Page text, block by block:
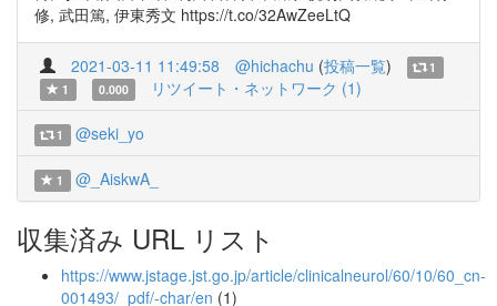
修, 武田篤, 伊東秀文 https://t.co/32AwZeeLtQ
2021-03-11 11:49:58 @hichachu (投稿一覧)
1
1
0.000 リツイート・ネットワーク (1)
1 @seki_yo
1 @_AiskwA_
収集済み URL リスト
https://www.jstage.jst.go.jp/article/clinicalneurol/60/10/60_cn-
001493/_pdf/-char/en (1)